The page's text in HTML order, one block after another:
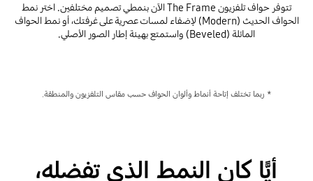
تتوفر حواف تلفزيون The Frame الآن بنمطي تصميم مختلفين. اختر نمط
الحواف الحديث (Modern) لإضفاء لمسات عصرية على غرفتك، أو نمط الحواف
المائلة (Beveled) واستمتع بهيئة إطار الصور الأصلي.
* ربما تختلف إتاحة أنماط وألوان الحواف حسب مقاس التلفزيون والمنطقة.
أيًّا كان النمط الذي تفضله،